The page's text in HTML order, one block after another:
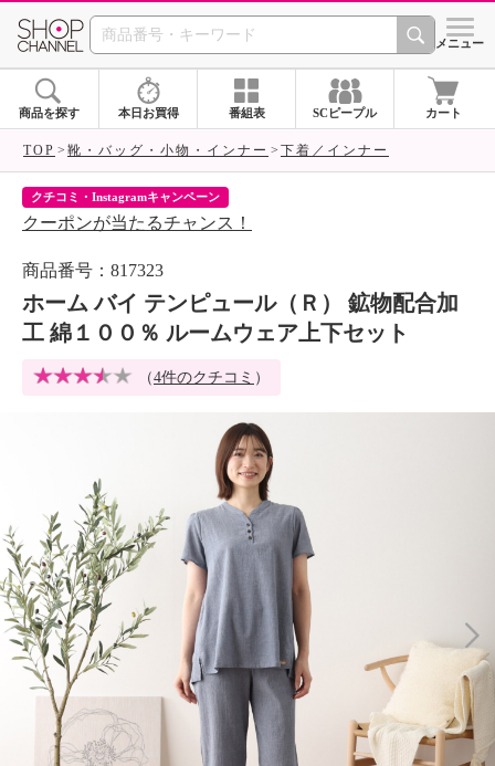
SHOP CHANNEL シメニュー
商品を探す 本日お買得 番組表 SCピープル カート
TOP 靴・バッグ・小物・インナー 下着／インナー
クチコミ・Instagramキャンペーン
クーポンが当たるチャンス！
商品番号：817323
ホーム バイ テンピュール（Ｒ） 鉱物配合加
工 綿１００％ ルームウェア上下セット
（4件のクチコミ ）